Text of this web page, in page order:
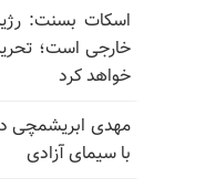
اسکات بسنت:
خارجی است؛
خواهد کرد
مهدی ابریشمچی
با سیمای آزادی